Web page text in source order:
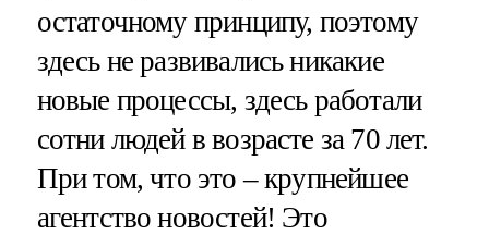
остаточному принципу, поэтому
здесь не развивались никакие
новые процессы, здесь работали
сотни людей в возрасте за 70 лет.
При том, что это – крупнейшее
агентство новостей! Это